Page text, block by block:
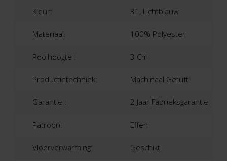
Kleur: 31, Lichtblauw
Materiaal: 100% Polyester
Poolhoogte : 3 Cm
Productietechniek: Machinaal Getuft
Garantie : 2 Jaar Fabrieksgarantie
Patroon: Effen
Vloerverwarming: Geschikt